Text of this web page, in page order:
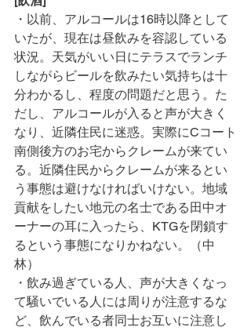
・以前、アルコールは16時以降として
いたが、現在は昼飲みを容認している
状況。天気がいい日にテラスでランチ
しながらビールを飲みたい気持ちは十
分わかるし、程度の問題だと思う。た
だし、アルコールが入ると声が大きく
なり、近隣住民に迷惑。実際にCコート
南側後方のお宅からクレームが来てい
る。近隣住民からクレームが来るとい
う事態は避けなければいけない。地域
貢献をしたい地元の名士である田中オ
ーナーの耳に入ったら、KTGを閉鎖す
るという事態になりかねない。（中
林）
・飲み過ぎている人、声が大きくなっ
て騒いでいる人には周りが注意するな
ど、飲んでいる者同士お互いに注意し